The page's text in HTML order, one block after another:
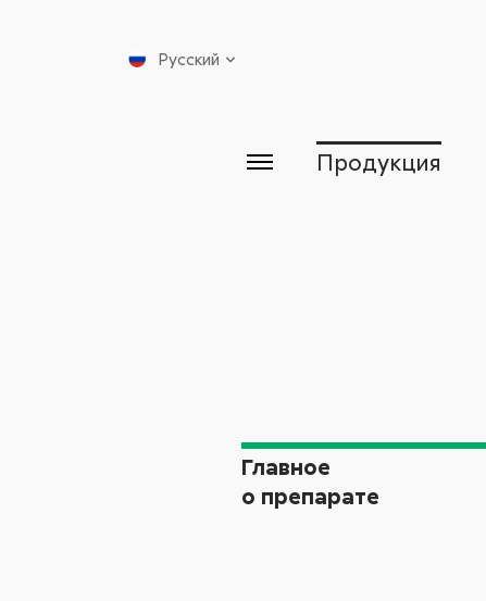
Русский
Продукция
Главное
о препарате